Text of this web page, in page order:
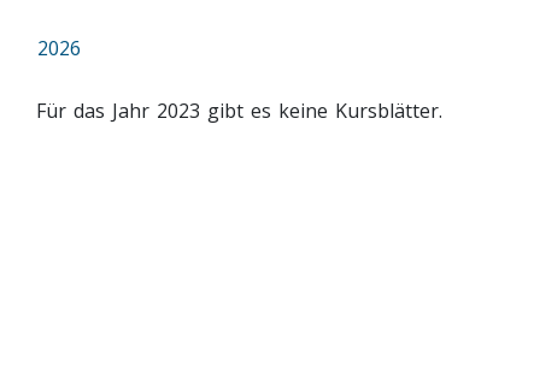
2026
Für das Jahr 2023 gibt es keine Kursblätter.